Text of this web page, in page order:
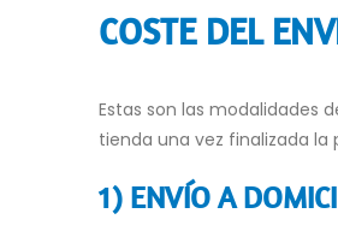
COSTE DEL
Estas son las modalidades
tienda una vez finalizada la
1) ENVÍO A